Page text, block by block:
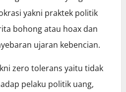
yakni praktek politik
bohong atau hoax dan
ujaran kebencian.
zero tolerans yaitu tidak
pelaku politik uang,